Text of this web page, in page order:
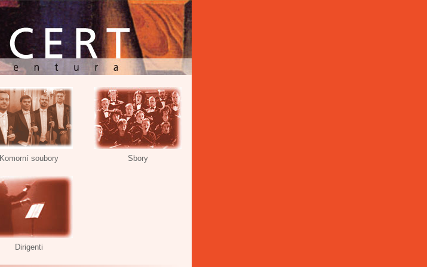
Komorní soubory Sbory
Dirigenti